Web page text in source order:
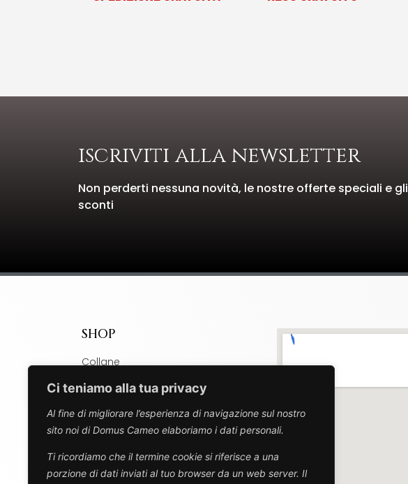
Ci teniamo alla tua privacy
Al fine di migliorare l’esperienza di navigazione sul nostro
sito noi di Domus Cameo elaboriamo i dati personali.
Ti ricordiamo che il termine cookie si riferisce a una
porzione di dati inviati al tuo browser da un web server. Il
iscriviti alla newsletter
Non perderti nessuna novità, le nostre offerte speciali e gli
sconti
SHOP
Collane
Bracciali
Charm
Orecchini